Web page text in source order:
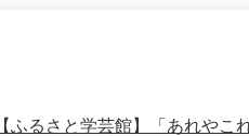
【ふるさと学芸館】「あれやこ